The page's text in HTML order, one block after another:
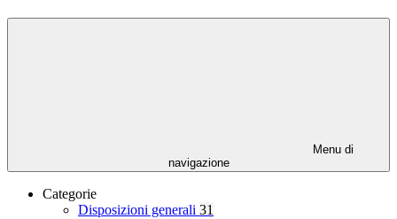
Menu di
navigazione
Categorie
Disposizioni generali 31